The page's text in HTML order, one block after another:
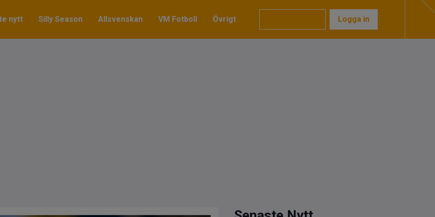
nytt Silly Season Allsvenskan VM Fotboll Övrigt Logga in